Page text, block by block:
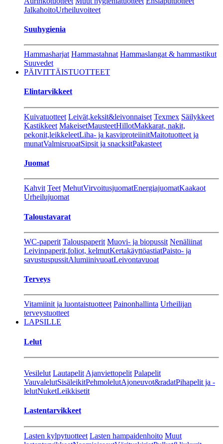
JalkahoitoUrheiluvoiteet
Suuhygienia
Hammasharjat Hammastahnat Hammaslangat & hammastikut
Suuvedet
PÄIVITTÄISTUOTTEET
Elintarvikkeet
Kuivatuotteet Leivät,keksit&leivonnaiset Texmex Säilykkeet
Kastikkeet MakeisetMausteetHillotMakkarat, nakit,
pekonit,leikkeleetLiha- ja kasviproteiinitMaitotuotteet ja
munatValmisruoatSipsit ja snacksitPakasteet
Juomat
Kahvit Teet MehutVirvoitusjuomatEnergiajuomatKaakaot
Urheilujuomat
Taloustavarat
WC-paperit Talouspaperit Muovi- ja biopussit Nenäliinat
Leivinpaperit,foliot, kelmutKertakäyttöastiatPaisto- ja
savustuspussitAlumiinivuoatLeivontavuoat
Terveys
Vitamiinit ja luontaistuotteet Painonhallinta Urheilijan
terveystuotteet
LAPSILLE
Lelut
Vesilelut Lautapelit Ajanviettopelit Palapelit
VauvalelutSisäleikitPehmolelutAjoneuvot&radatPihapelit ja -
lelutNuketLeikkisetit
Lastentarvikkeet
Lasten kylpytuotteet Lasten hampaidenhoito Muut